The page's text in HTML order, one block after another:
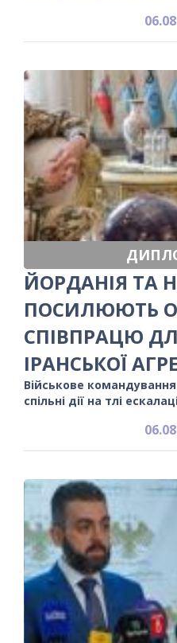
ЙОРДАНІЯ ТА
ПОСИЛЮЮТЬ
СПІВПРАЦЮ
ІРАНСЬКОЇ
Військове
спільні дії на тлі